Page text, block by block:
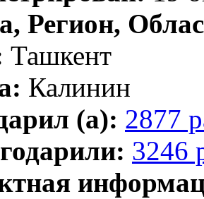
Регион,
Ташкент
Калинин
(а): 2877
3246